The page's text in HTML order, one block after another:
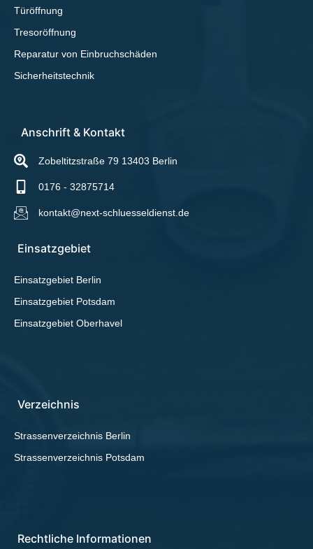
Türöffnung
Tresoröffnung
Reparatur von Einbruchschäden
Sicherheitstechnik
Anschrift & Kontakt
Zobeltitzstraße 79 13403 Berlin
0176 - 32875714
kontakt@next-schluesseldienst.de
Einsatzgebiet
Einsatzgebiet Berlin
Einsatzgebiet Potsdam
Einsatzgebiet Oberhavel
Verzeichnis
Strassenverzeichnis Berlin
Strassenverzeichnis Potsdam
Rechtliche Informationen